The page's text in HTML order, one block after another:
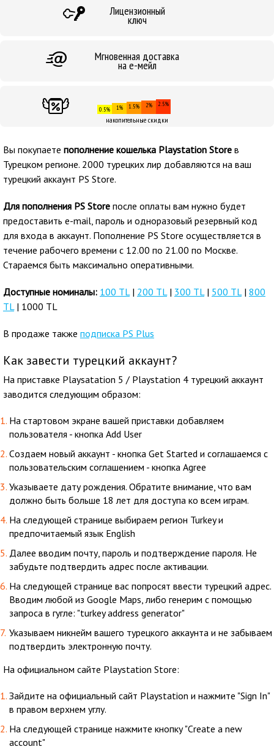
Лицензионный
ключ
Мгновенная доставка
на е-мейл
0.5% 1% 1.5% 2% 2.5%
накопительные скидки
Вы покупаете пополнение кошелька Playstation Store в
Турецком регионе. 2000 турецких лир добавляются на ваш
турецкий аккаунт PS Store.
Для пополнения PS Store после оплаты вам нужно будет
предоставить e-mail, пароль и одноразовый резервный код
для входа в аккаунт. Пополнение PS Store осуществляется в
течение рабочего времени с 12.00 по 21.00 по Москве.
Стараемся быть максимально оперативными.
Доступные номиналы: 100 TL| 200 TL| 300 TL| 500 TL| 800
TL| 1000 TL
В продаже также подписка PS Plus
Как завести турецкий аккаунт?
На приставке Playsatation 5 / Playstation 4 турецкий аккаунт
заводится следующим образом:
На стартовом экране вашей приставки добавляем
пользователя - кнопка Add User
Cоздаем новый аккаунт - кнопка Get Started и соглашаемся с
пользовательским соглашением - кнопка Agree
Указываете дату рождения. Обратите внимание, что вам
должно быть больше 18 лет для доступа ко всем играм.
На следующей странице выбираем регион Turkey и
предпочитаемый язык English
Далее вводим почту, пароль и подтверждение пароля. Не
забудьте подтвердить адрес после активации.
На следующей странице вас попросят ввести турецкий адрес.
Вводим любой из Google Maps, либо генерим с помощью
запроса в гугле: "turkey address generator"
Указываем никнейм вашего турецкого аккаунта и не забываем
подтвердить электронную почту.
На официальном сайте Playstation Store:
Зайдите на официальный сайт Playstation и нажмите "Sign In"
в правом верхнем углу.
На следующей странице нажмите кнопку "Create a new
account"